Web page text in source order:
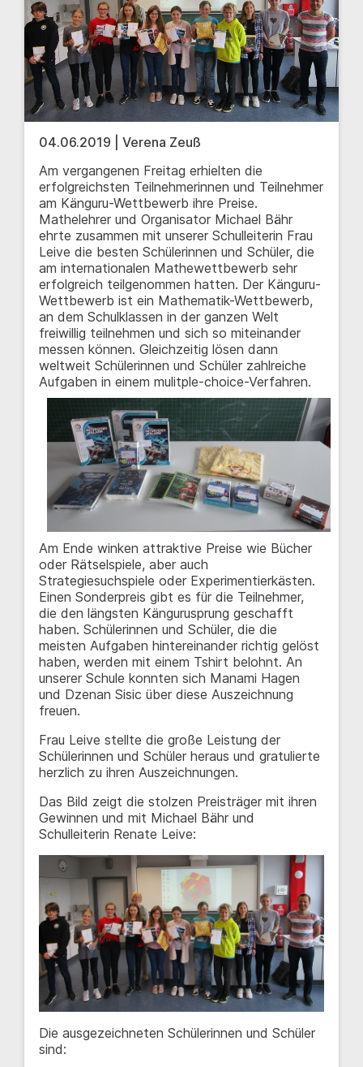
04.06.2019 | Verena Zeuß
Am vergangenen Freitag erhielten die
erfolgreichsten Teilnehmerinnen und Teilnehmer
am Känguru-Wettbewerb ihre Preise.
Mathelehrer und Organisator Michael Bähr
ehrte zusammen mit unserer Schulleiterin Frau
Leive die besten Schülerinnen und Schüler, die
am internationalen Mathewettbewerb sehr
erfolgreich teilgenommen hatten. Der Känguru-
Wettbewerb ist ein Mathematik-Wettbewerb,
an dem Schulklassen in der ganzen Welt
freiwillig teilnehmen und sich so miteinander
messen können. Gleichzeitig lösen dann
weltweit Schülerinnen und Schüler zahlreiche
Aufgaben in einem mulitple-choice-Verfahren.
Am Ende winken attraktive Preise wie Bücher
oder Rätselspiele, aber auch
Strategiesuchspiele oder Experimentierkästen.
Einen Sonderpreis gibt es für die Teilnehmer,
die den längsten Kängurusprung geschafft
haben. Schülerinnen und Schüler, die die
meisten Aufgaben hintereinander richtig gelöst
haben, werden mit einem Tshirt belohnt. An
unserer Schule konnten sich Manami Hagen
und Dzenan Sisic über diese Auszeichnung
freuen.
Frau Leive stellte die große Leistung der
Schülerinnen und Schüler heraus und gratulierte
herzlich zu ihren Auszeichnungen.
Das Bild zeigt die stolzen Preisträger mit ihren
Gewinnen und mit Michael Bähr und
Schulleiterin Renate Leive:
Die ausgezeichneten Schülerinnen und Schüler
sind: